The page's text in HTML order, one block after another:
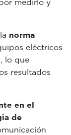
medirlo y
norma
eléctricos
, lo que
resultados
en el
de